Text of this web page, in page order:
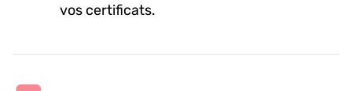
vos certificats.